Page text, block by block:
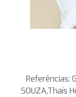
Referências:
SOUZA,Thaís